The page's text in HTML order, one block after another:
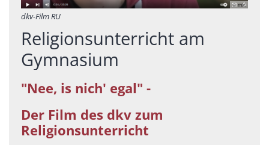
© mkl
dkv-Film RU
Religionsunterricht am
Gymnasium
"Nee, is nich' egal" -
Der Film des dkv zum
Religionsunterricht